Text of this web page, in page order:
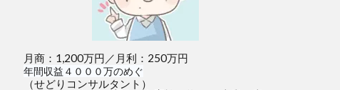
月商：1,200万円／月利：250万円
年間収益４０００万のめぐ
（せどりコンサルタント）